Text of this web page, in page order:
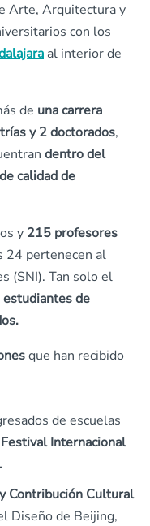
Arte, Arquitectura y
con los
al interior de
de una carrera
y 2 doctorados,
dentro del
calidad de
y 215 profesores
24 pertenecen al
(SNI). Tan solo el
de
que han recibido
de escuelas
Festival Internacional
Contribución Cultural
Diseño de Beijing,